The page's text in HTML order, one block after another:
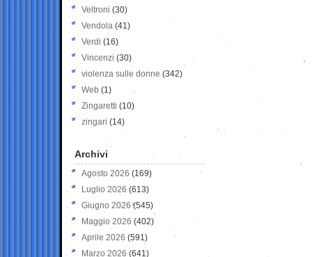
Veltroni (30)
Vendola (41)
Verdi (16)
Vincenzi (30)
violenza sulle donne (342)
Web (1)
Zingaretti (10)
zingari (14)
Archivi
Agosto 2026 (169)
Luglio 2026 (613)
Giugno 2026 (545)
Maggio 2026 (402)
Aprile 2026 (591)
Marzo 2026 (641)